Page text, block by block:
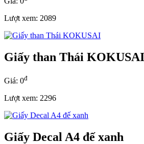
Lượt xem: 2089
Giấy than Thái KOKUSAI
Giá: 0đ
Lượt xem: 2296
Giấy Decal A4 đế xanh